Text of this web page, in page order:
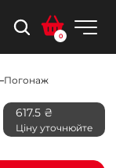
0
Погонаж
617.5 ₴
Ціну уточнюйте